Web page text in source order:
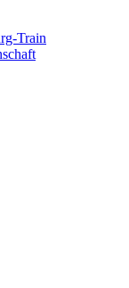
Train